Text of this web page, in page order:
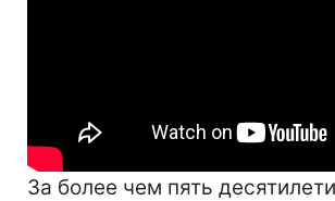
За более чем пять